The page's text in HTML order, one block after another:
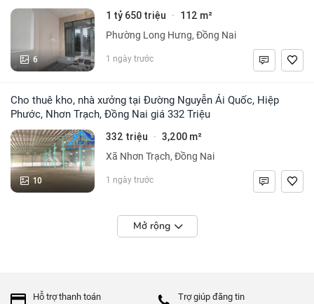
6
1 tỷ 650 triệu · 112 m²
Phường Long Hưng, Đồng Nai
1 ngày trước
Cho thuê kho, nhà xưởng tại Đường Nguyễn Ái Quốc, Hiệp
Phước, Nhơn Trạch, Đồng Nai giá 332 Triệu
10
332 triệu · 3,200 m²
Xã Nhơn Trạch, Đồng Nai
1 ngày trước
Mở rộng
Hỗ trợ thanh toán Trợ giúp đăng tin